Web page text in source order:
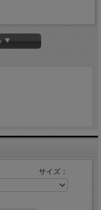
ます。
でご了承下さい。
▼
サイズ：